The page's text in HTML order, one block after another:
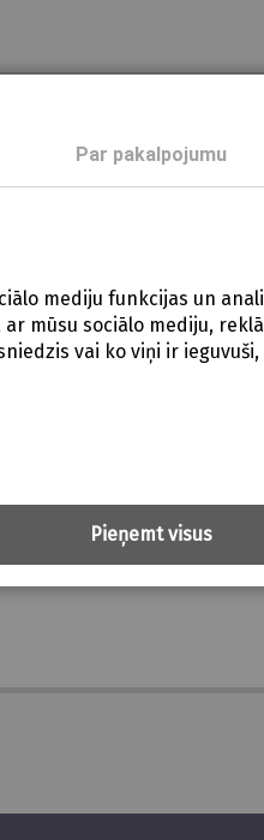
mediju funkcijas un
mūsu sociālo mediju,
vai ko viņi ir ieguvuši,
Par pakalpojumu
Pieņemt visus